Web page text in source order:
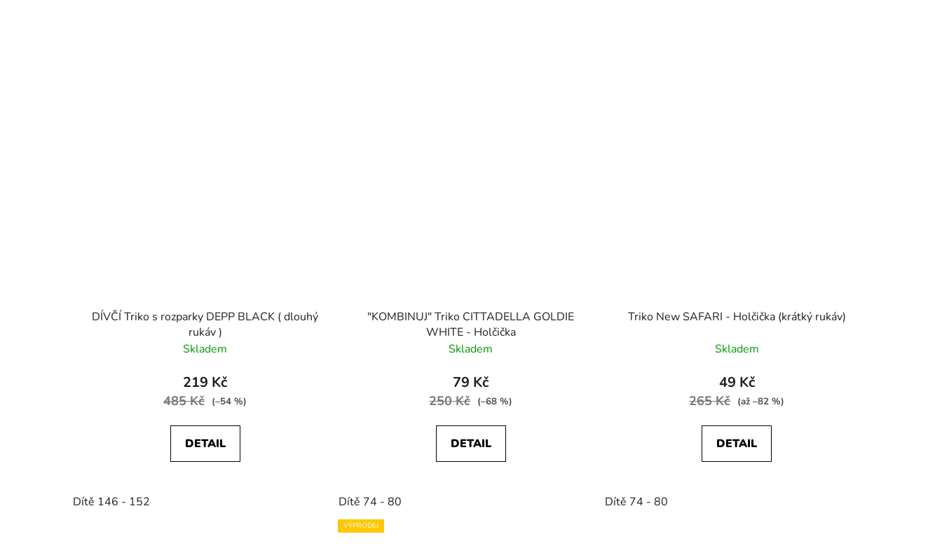
DÍVČÍ Triko s rozparky DEPP BLACK ( dlouhý
rukáv )
Skladem
219 Kč
485 Kč (–54 %)
DETAIL
Dítě 146 - 152
"KOMBINUJ" Triko CITTADELLA GOLDIE
WHITE - Holčička
Skladem
79 Kč
250 Kč (–68 %)
DETAIL
Dítě 74 - 80
Triko New SAFARI - Holčička (krátký rukáv)
Skladem
49 Kč
265 Kč (až –82 %)
DETAIL
Dítě 74 - 80
VÝPRODEJ